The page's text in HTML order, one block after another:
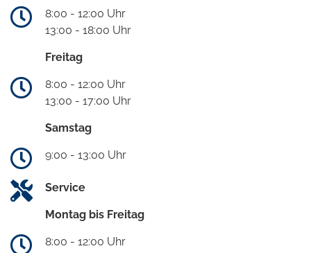
8:00 - 12:00 Uhr
13:00 - 18:00 Uhr
Freitag
8:00 - 12:00 Uhr
13:00 - 17:00 Uhr
Samstag
9:00 - 13:00 Uhr
Service
Montag bis Freitag
8:00 - 12:00 Uhr